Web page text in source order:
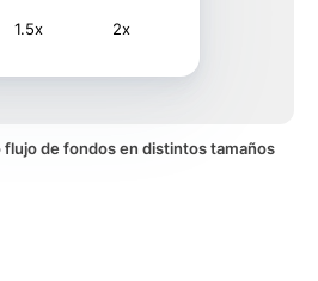
1.5x 2x
flujo de fondos en distintos tamaños